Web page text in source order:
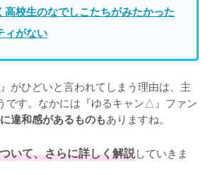
高校生のなでしこたちがみたかった
ィがない
がひどいと言われてしまう理由は、主
です。なかには『ゆるキャン△』ファン
違和感があるものもありますね。
いて、さらに詳しく解説していきま